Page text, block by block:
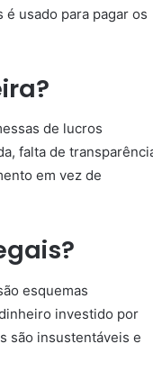
usado para pagar os
de lucros
falta de
em vez de
esquemas
investido por
são insustentáveis e